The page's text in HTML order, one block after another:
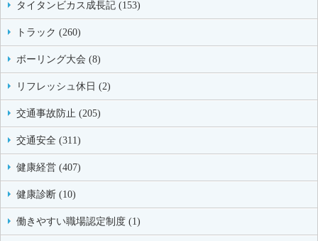
タイタンビカス成長記 (153)
トラック (260)
ボーリング大会 (8)
リフレッシュ休日 (2)
交通事故防止 (205)
交通安全 (311)
健康経営 (407)
健康診断 (10)
働きやすい職場認定制度 (1)